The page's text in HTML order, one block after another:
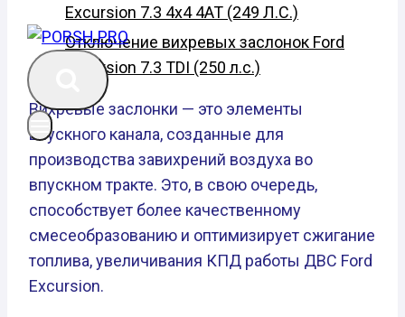
Excursion 7.3 4x4 4AT (249 Л.С.)
Отключение вихревых заслонок Ford
Excursion 7.3 TDI (250 л.с.)
Вихревые заслонки — это элементы
впускного канала, созданные для
производства завихрений воздуха во
впускном тракте. Это, в свою очередь,
способствует более качественному
смесеобразованию и оптимизирует сжигание
топлива, увеличивания КПД работы ДВС Ford
Excursion.